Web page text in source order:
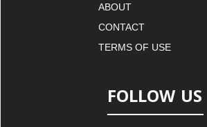
ABOUT
CONTACT
TERMS OF USE
FOLLOW US